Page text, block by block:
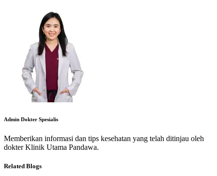
Admin Dokter Spesialis
Memberikan informasi dan tips kesehatan yang telah ditinjau oleh
dokter Klinik Utama Pandawa.
Related Blogs